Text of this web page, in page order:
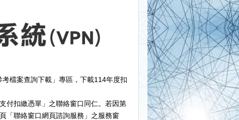
檔案查詢下載」專區，下載114年度扣
付扣繳憑單」之聯絡窗口同仁。若因第
「聯絡窗口網頁諮詢服務」之服務窗